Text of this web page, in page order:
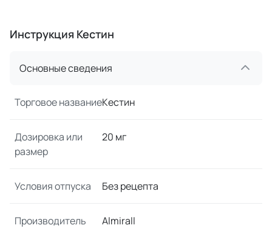
Инструкция Кестин
Основные сведения
Торговое названиеКестин
Дозировка или
размер
20 мг
Условия отпуска Без рецепта
Производитель Almirall